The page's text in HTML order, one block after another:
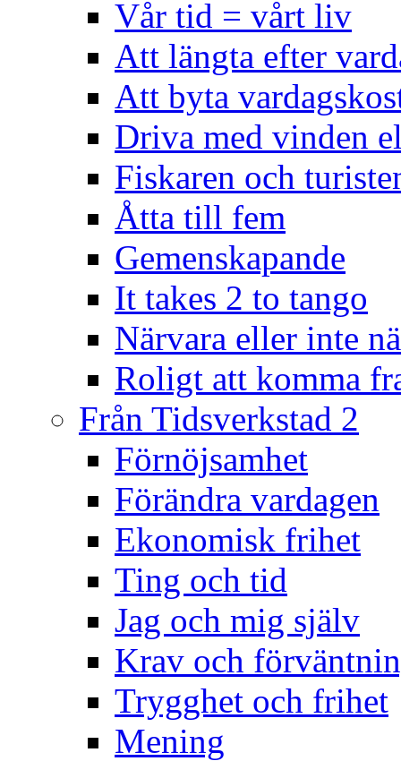
Vår tid = vårt liv
Att längta efter
Att byta
Driva med vinden
Fiskaren och
Åtta till fem
Gemenskapande
It takes 2 to tango
Närvara eller inte
Roligt att komma
Från Tidsverkstad 2
Förnöjsamhet
Förändra vardagen
Ekonomisk frihet
Ting och tid
Jag och mig själv
Krav och
Trygghet och frihet
Mening